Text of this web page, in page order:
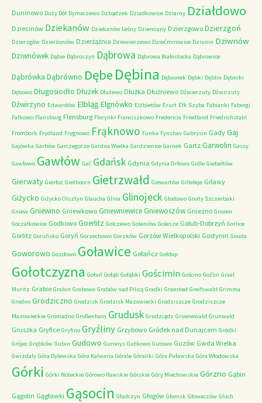
Duninowo Duży Dół Dymaczewo Dzbądzek Dziadkowice Dziarny Działdowo
Dziecinów Dziekanów Dziekanów Leśny Dziemiany Dzierzgowo Dzierzgoń
Dzierzgów Dzierżoniów Dzierżążnia Dziewierzewo Dziećmirowice Dziunin Dziwnów
Dziwnówek Dąbie Dąbroszyn Dąbrowa Dąbrowa Białostocka Dąbrowice
Dąbrówka Dąbrówno Dębe Dębina Dębionek Dębki Dęblin Dębniki
Dębowo Długosiodło Dłużek Dłużewo Dłużka Dłużniewo Dźwierzuty Dźwirzuty
Dźwirzyno Edwardów Elbląg Elgnówko Elżbietów Erurt Ełk Szyba Fabianki Faborgi
Falkowo Flansburg Flensburg Florynki Franciszkowo Fredericia Friedland Friedrichstahl
Frombork Frydland Frygnowo Frąknowo Funka Fynshav Gabrysin Gady Gaj
Gajówka Garbów Garczegorze Gardna Wielka Gardzienice Garnek Gartz Garwolin Gassy
Gawłowo Gawłów Gać Gdańsk Gdynia Gdynia Orłowo Gidle Giebałtów
Gierwaty Gierłoż Giethoorn Gietrzwałd Giewartów Gilleleje Giławy
Giżycko Giżycko Olsztyn Glaucha Glina Glinojeck Glodowo Gnaty Szczerbaki
Gniew Gniewino Gniewkowo GniewniewiceGniewoszów Gniezno Gnoien
Goczałkowice Godkowo Goerlitz Golczewo Goleniów Golesze Golub-Dobrzyń Gorlice
Gorlitz Goruńsko Goryń Gorzechowo Gorzków Gorzów Wielkopolski Gostynin Gouda
Goworowo Gozdowo Goławice Gołańcz Gołdap
Gołotczyzna Gołuń Gołąb Gołąbki Gościmin Gościno Goźlin Graal
Muritz Grabie Grabin Grabowo Grabów nad Pilicą Gradki Graested Greifswald Grimma
Grodno Grodziczno Grodzisk Grodzisk Mazowiecki Grodziszcze Grodziszcze
Mazowieckie Gromadno Großenhain Grudusk Grudziądz Gruenewald Grunwald
Gruszka Gryfice Gryfino Gryźliny Grzybowo Gródek nad Dunajcem Gródki
Grójec Grębków Gubin Gudowo Guronys Gutkowo Gutowo Guzów Gwda Wielka
Gwizdały Góra Dylewska Góra Kalwaria Górale Góraliki Góra Puławska Góra Włodowska
Górki Górki Noteckie Górowo Iławskie Górskie Góry Miechowskie Górzno Gąbin
Gągolin Gągławki Gąsocin Gładczyn Głogów Głomsk Głowaczów Głuch